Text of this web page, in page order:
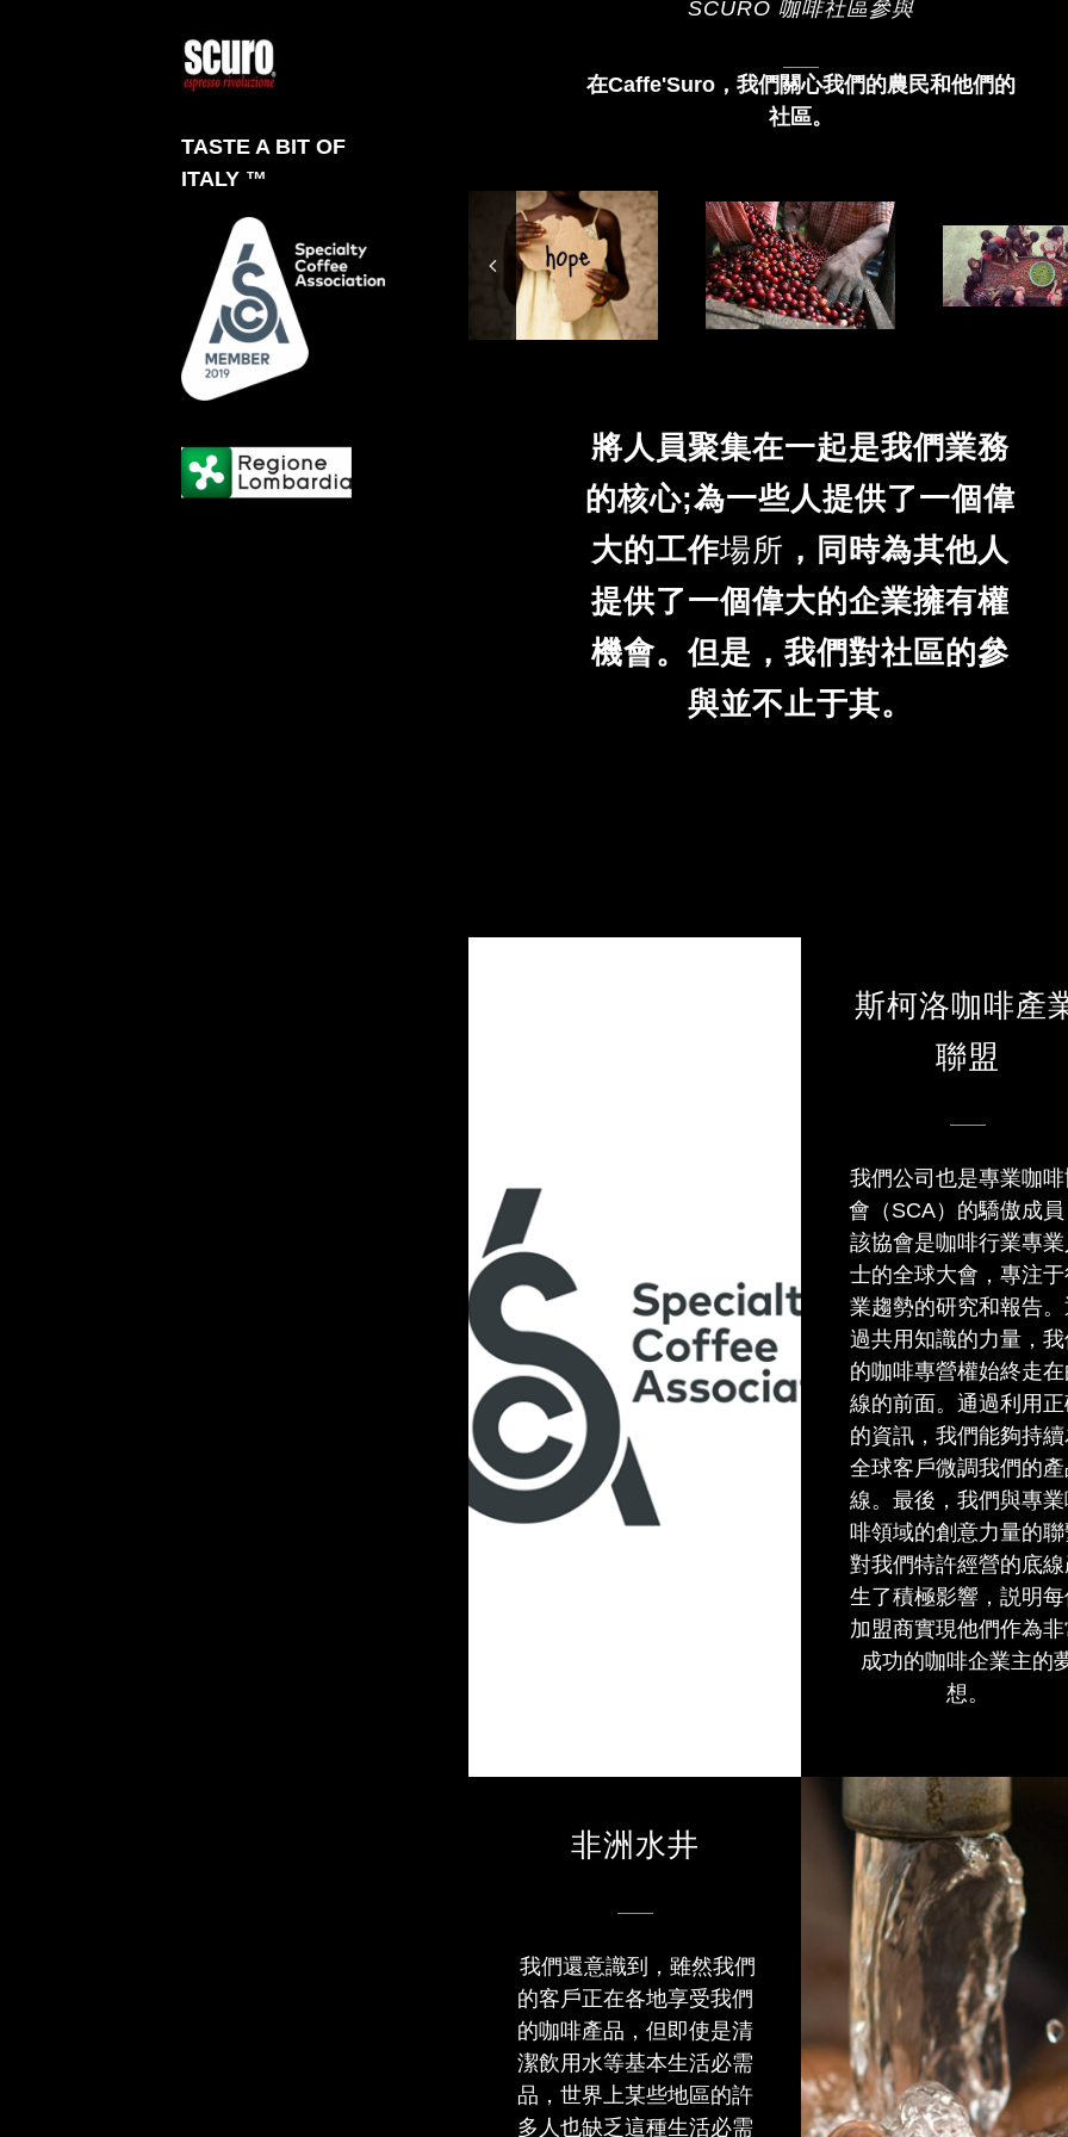
SCURO 咖啡社區參與
在Caffe'Suro，我們關心我們的農民和他們的
社區。
將人員聚集在一起是我們業務
的核心;為一些人提供了一個偉
大的工作 場所
，同時為其他人
提供了一個偉大的企業擁有權
機會。但是，我們對社區的參
與並不止于其。
斯柯洛咖啡產
聯盟
會（SCA）的驕傲成
該協會是咖啡行業專
士的全球大會，專注于
業趨勢的研究和報告
過共用知識的力量，我
的咖啡專營權始終走在
線的前面。通過利用
的資訊，我們能夠持續
全球客戶微調我們的
線。最後，我們與專
啡領域的創意力量的聯
對我們特許經營的底線
生了積極影響，説明每
加盟商實現他們作為
成功的咖啡企業主的
想。
非洲水井
的客戶正在各地享受我們
的咖啡產品，但即使是清
潔飲用水等基本生活必需
品，世界上某些地區的許
多人也缺乏這種生活必需
TASTE A BIT OF
ITALY ™